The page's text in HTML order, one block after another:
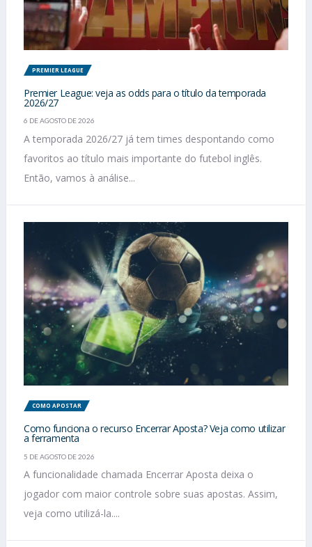
PREMIER LEAGUE
Premier League: veja as odds para o título da temporada
2026/27
6 DE AGOSTO DE 2026
A temporada 2026/27 já tem times despontando como
favoritos ao título mais importante do futebol inglês.
Então, vamos à análise...
COMO APOSTAR
Como funciona o recurso Encerrar Aposta? Veja como utilizar
a ferramenta
5 DE AGOSTO DE 2026
A funcionalidade chamada Encerrar Aposta deixa o
jogador com maior controle sobre suas apostas. Assim,
veja como utilizá-la....